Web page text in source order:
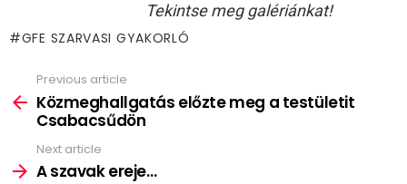
Tekintse meg galériánkat!
GFE SZARVASI GYAKORLÓ
more
Previous article
Közmeghallgatás előzte meg a testületit
Csabacsűdön
Next article
A szavak ereje…